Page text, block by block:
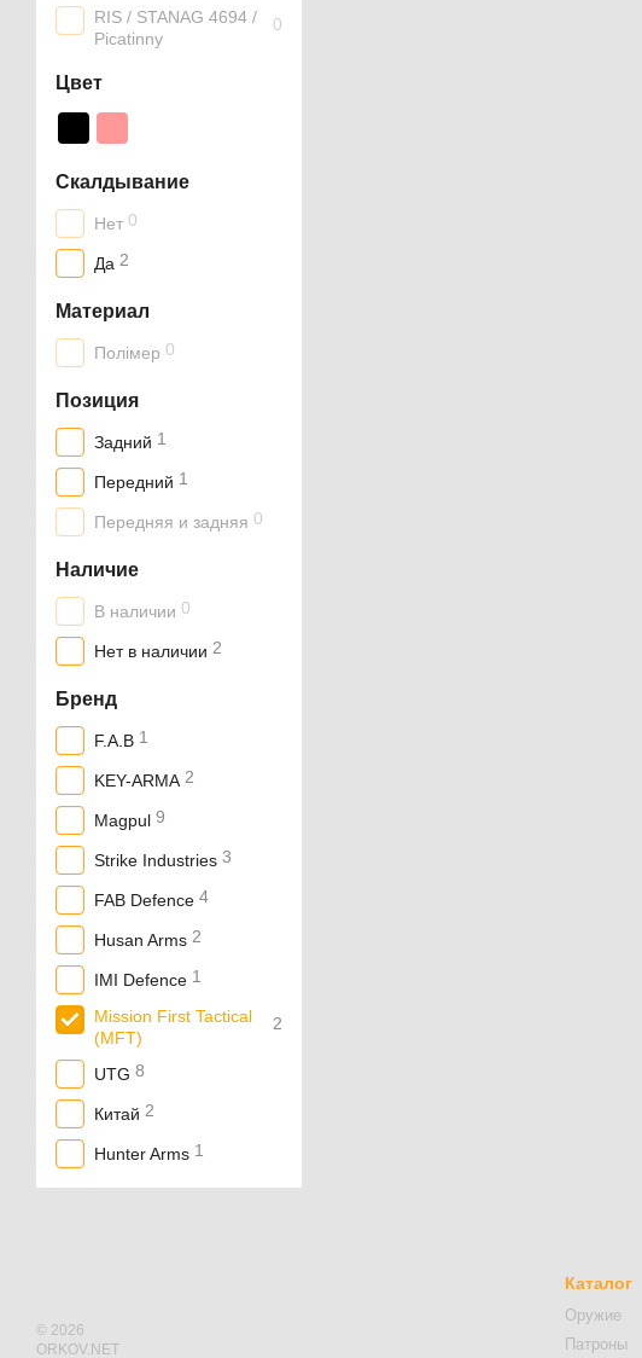
RIS / STANAG 4694 /
Picatinny
0
Цвет
Скалдывание
Нет 0
Да 2
Материал
Полімер 0
Позиция
Задний 1
Передний 1
Передняя и задняя 0
Наличие
В наличии 0
Нет в наличии 2
Бренд
F.A.B 1
KEY-ARMA 2
Magpul 9
Strike Industries 3
FAB Defence 4
Husan Arms 2
IMI Defence 1
Mission First Tactical
(MFT)
2
UTG 8
Китай 2
Hunter Arms 1
© 2026
ORKOV.NET
Каталог
Оружие
Патроны